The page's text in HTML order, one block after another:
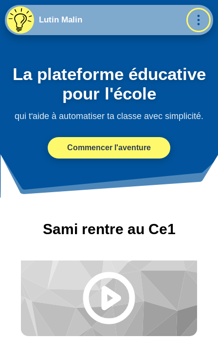
Lutin Malin
La plateforme éducative
pour l'école
qui t'aide à automatiser ta classe avec simplicité.
Commencer l'aventure
Sami rentre au Ce1